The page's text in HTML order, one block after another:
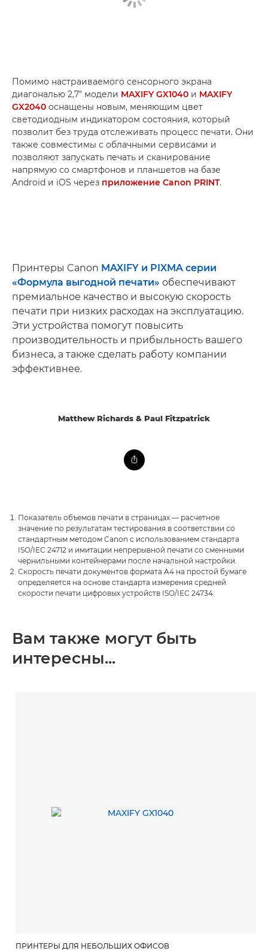
Помимо настраиваемого сенсорного экрана
диагональю 2,7" модели MAXIFY GX1040 и MAXIFY
GX2040 оснащены новым, меняющим цвет
светодиодным индикатором состояния, который
позволит без труда отслеживать процесс печати. Они
также совместимы с облачными сервисами и
позволяют запускать печать и сканирование
напрямую со смартфонов и планшетов на базе
Android и iOS через приложение Canon PRINT.
Принтеры Canon MAXIFY и PIXMA серии
«Формула выгодной печати» обеспечивают
премиальное качество и высокую скорость
печати при низких расходах на эксплуатацию.
Эти устройства помогут повысить
производительность и прибыльность вашего
бизнеса, а также сделать работу компании
эффективнее.
Matthew Richards & Paul Fitzpatrick
Показатель объемов печати в страницах — расчетное
значение по результатам тестирования в соответствии со
стандартным методом Canon с использованием стандарта
ISO/IEC 24712 и имитации непрерывной печати со сменными
чернильными контейнерами после начальной настройки.
Скорость печати документов формата A4 на простой бумаге
определяется на основе стандарта измерения средней
скорости печати цифровых устройств ISO/IEC 24734.
Вам также могут быть
интересны...
ПРИНТЕРЫ ДЛЯ НЕБОЛЬШИХ ОФИСОВ